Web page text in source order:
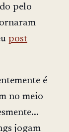
pelo
post
é
no meio
jogam